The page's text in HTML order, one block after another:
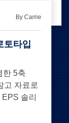
By Carrie
토타입
한 5축
고 자료로
솔리